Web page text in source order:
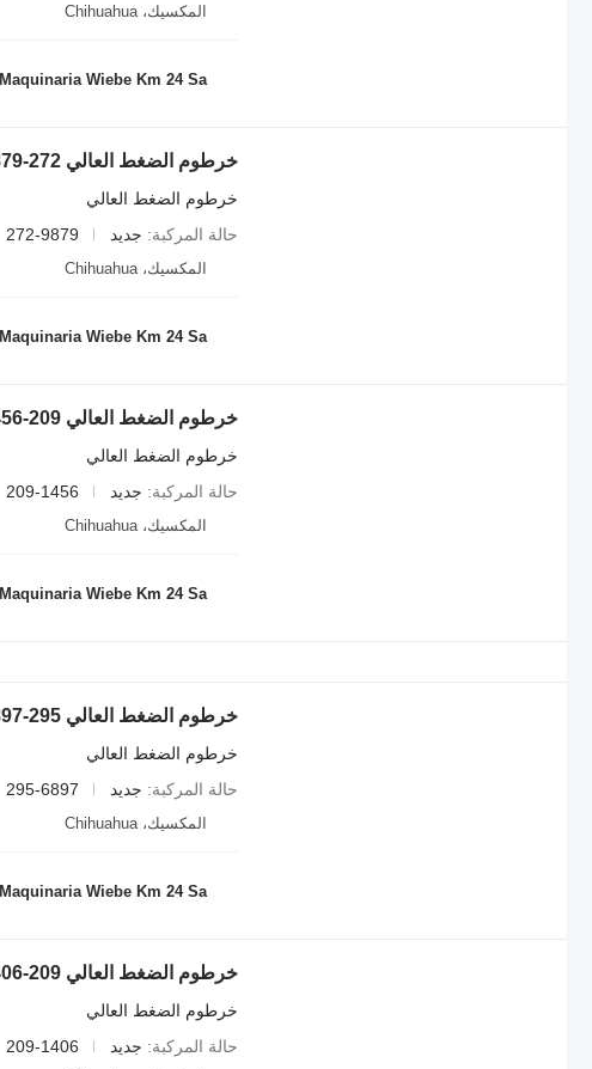
المكسيك، Chihuahua
Maquinaria Wiebe Km 24 Sa
خرطوم الضغط العالي 272-9879 لـ بلدوزر Caterpillar D9T,D7R
خرطوم الضغط العالي
حالة المركبة
جديد 272-9879
المكسيك، Chihuahua
Maquinaria Wiebe Km 24 Sa
خرطوم الضغط العالي 209-1456 لـ بلدوزر Caterpillar D8T
خرطوم الضغط العالي
حالة المركبة
جديد 209-1456
المكسيك، Chihuahua
Maquinaria Wiebe Km 24 Sa
خرطوم الضغط العالي 295-6897 لـ بلدوزر Caterpillar D8T,D8R
خرطوم الضغط العالي
حالة المركبة
جديد 295-6897
المكسيك، Chihuahua
Maquinaria Wiebe Km 24 Sa
خرطوم الضغط العالي 209-1406 لـ بلدوزر Caterpillar D8T
خرطوم الضغط العالي
حالة المركبة
جديد 209-1406